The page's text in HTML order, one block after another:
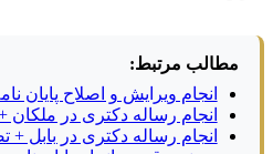
مطالب مرتبط:
انجام ویرایش و اصلاح پایان
انجام رساله دکتری در ملکان
انجام رساله دکتری در بابل +